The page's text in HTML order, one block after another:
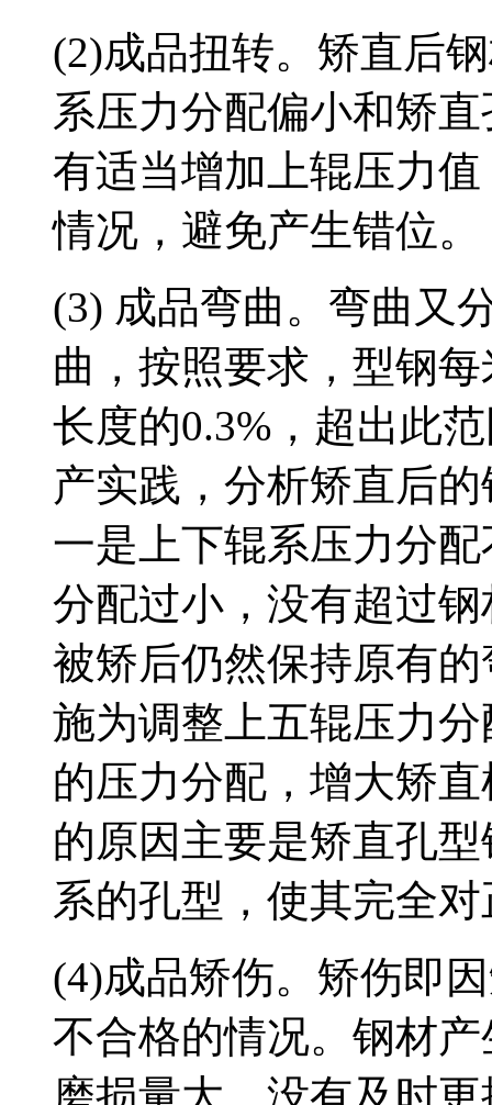
(2)成品扭转。矫直后
系压力分配偏小和矫
有适当增加上辊压力
情况，避免产生错位。
(3) 成品弯曲。弯曲又
曲，按照要求，型钢
长度的0.3%，超出此
产实践，分析矫直后
一是上下辊系压力分
分配过小，没有超过
被矫后仍然保持原有
施为调整上五辊压力
的压力分配，增大矫
的原因主要是矫直孔
系的孔型，使其完全
(4)成品矫伤。矫伤即
不合格的情况。钢材
磨损量大，没有及时